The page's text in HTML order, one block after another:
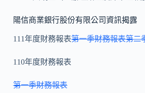
陽信商業銀行股份有限公司資訊揭露
111年度財務報表第一季財務報表第二
110年度財務報表
第一季財務報表